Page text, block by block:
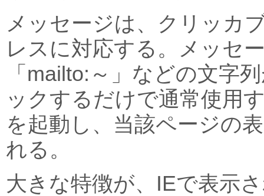
メッセージは、クリッカ
レスに対応する。メッセ
「mailto:～」などの文字
ックするだけで通常使用
を起動し、当該ページの
れる。
大きな特徴が、IEで表示